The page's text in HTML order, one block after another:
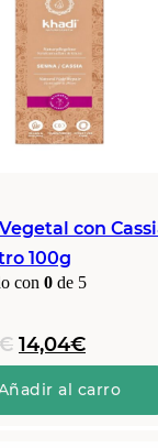
con
100g
con 0 de 5
El
precio
original
era:
14,04€El
precio
actual
es:
al carro